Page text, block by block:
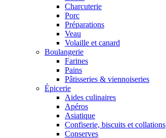
Charcuterie
Porc
Préparations
Veau
Volaille et canard
Boulangerie
Farines
Pains
Pâtisseries & viennoiseries
Épicerie
Aides culinaires
Apéros
Asiatique
Confiserie, biscuits et collations
Conserves